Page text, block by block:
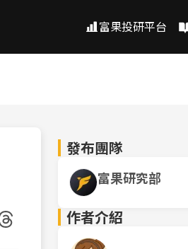
富果投研平台
發布團隊
富果研究部
作者介紹